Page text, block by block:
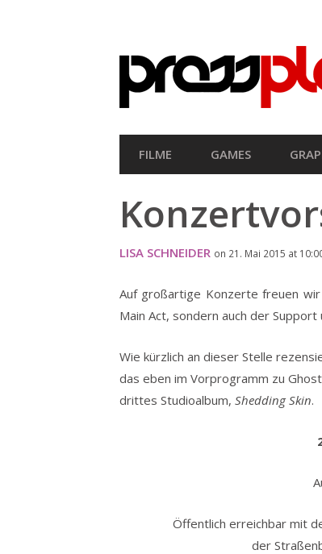
HAUPT-
NAVIGATION
FILME GAMES
LISA SCHNEIDER on 21. Mai 2015 at
Auf großartige Konzerte freuen
Main Act, sondern auch der
Wie kürzlich an dieser Stelle
das eben im Vorprogramm zu
drittes Studioalbum, Shedding Skin.
Öffentlich erreichbar mit
der